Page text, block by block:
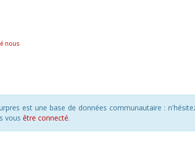
nous
est une base de données communautaire :
vous être connecté.